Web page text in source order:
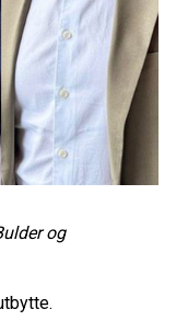
og